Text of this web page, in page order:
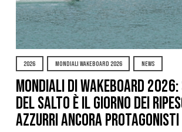
2026 MONDIALI WAKEBOARD 2026 NEWS
Mondiali di Wakeboard
del Salto è il giorno dei
azzurri ancora protagonisti